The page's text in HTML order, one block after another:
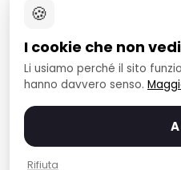
🍪
I cookie che non vedi
Li usiamo perché il sito
hanno davvero senso.
Rifiuta